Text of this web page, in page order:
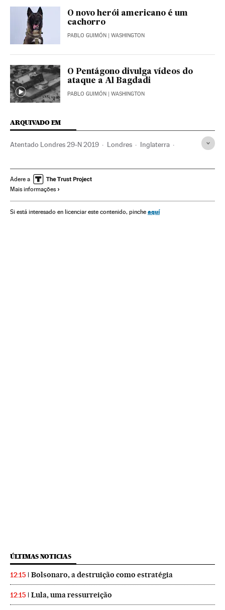
O novo herói americano é um
cachorro
PABLO GUIMÓN | WASHINGTON
O Pentágono divulga vídeos do
ataque a Al Bagdadi
PABLO GUIMÓN | WASHINGTON
ARQUIVADO EM
Atentado Londres 29-N 2019 Londres Inglaterra
Europa Terrorismo
Adere a
Mais informações
Si está interesado en licenciar este contenido, pinche aquí
ÚLTIMAS NOTICIAS
12:15 Bolsonaro, a destruição como estratégia
12:15 Lula, uma ressurreição